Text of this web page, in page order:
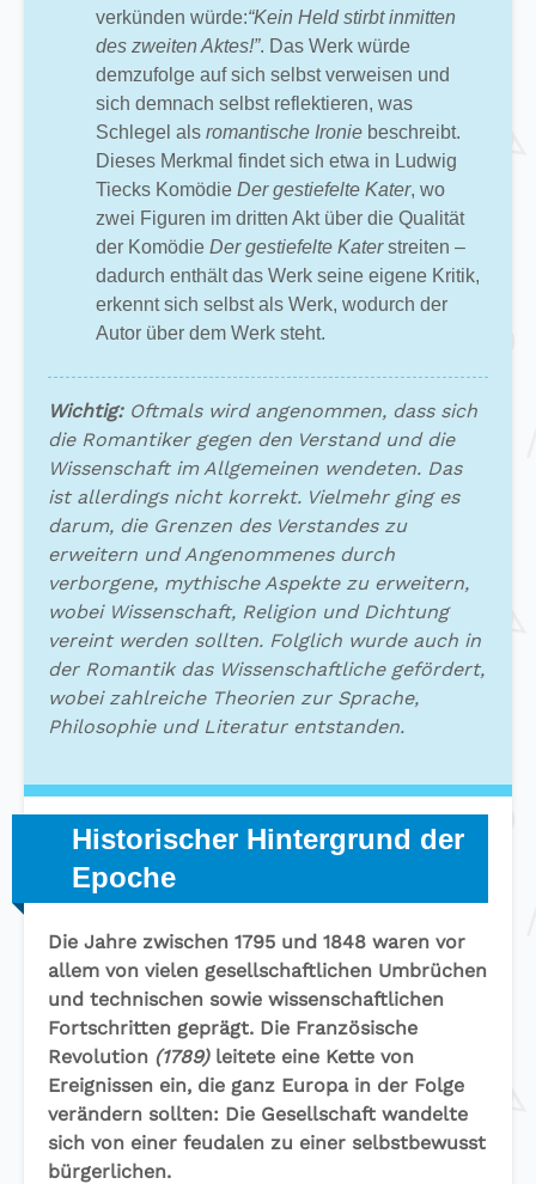
verkünden würde:“Kein Held stirbt inmitten
des zweiten Aktes!”. Das Werk würde
demzufolge auf sich selbst verweisen und
sich demnach selbst reflektieren, was
Schlegel als romantische Ironie beschreibt.
Dieses Merkmal findet sich etwa in Ludwig
Tiecks Komödie Der gestiefelte Kater, wo
zwei Figuren im dritten Akt über die Qualität
der Komödie Der gestiefelte Katerstreiten –
dadurch enthält das Werk seine eigene Kritik,
erkennt sich selbst als Werk, wodurch der
Autor über dem Werk steht.
Wichtig:Oftmals wird angenommen, dass sich
die Romantiker gegen den Verstand und die
Wissenschaft im Allgemeinen wendeten. Das
ist allerdings nicht korrekt. Vielmehr ging es
darum, die Grenzen des Verstandes zu
erweitern und Angenommenes durch
verborgene, mythische Aspekte zu erweitern,
wobei Wissenschaft, Religion und Dichtung
vereint werden sollten. Folglich wurde auch in
der Romantik das Wissenschaftliche gefördert,
wobei zahlreiche Theorien zur Sprache,
Philosophie und Literatur entstanden.
Historischer Hintergrund der
Epoche
Die Jahre zwischen 1795 und 1848 waren vor
allem von vielen gesellschaftlichen Umbrüchen
und technischen sowie wissenschaftlichen
Fortschritten geprägt. Die Französische
Revolution (1789)leitete eine Kette von
Ereignissen ein, die ganz Europa in der Folge
verändern sollten: Die Gesellschaft wandelte
sich von einer feudalen zu einer selbstbewusst
bürgerlichen.